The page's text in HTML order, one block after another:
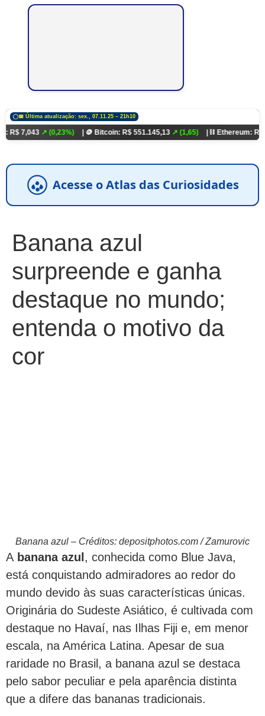
📅 Última atualização: sex., 07.11.25 – 21h10
↗ (0,23%) | 🪙 Bitcoin: R$ 551.145,13↗ (1,65) | ⛓️ Ethereum: R$ 18.321,93
Acesse o Atlas das Curiosidades
Banana azul
surpreende e ganha
destaque no mundo;
entenda o motivo da
cor
Banana azul – Créditos: depositphotos.com / Zamurovic
A banana azul , conhecida como Blue Java,
está conquistando admiradores ao redor do
mundo devido às suas características únicas.
Originária do Sudeste Asiático, é cultivada com
destaque no Havaí, nas Ilhas Fiji e, em menor
escala, na América Latina. Apesar de sua
raridade no Brasil, a banana azul se destaca
pelo sabor peculiar e pela aparência distinta
que a difere das bananas tradicionais.